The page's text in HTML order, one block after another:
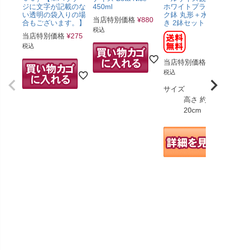
ジに文字が記載のな
い透明の袋入りの場
合もございます。】
当店特別価格 ¥275
税込
450ml
当店特別価格 ¥880
税込
ホワイトプラスチ
ク鉢 丸形＋水位計
き 2鉢セット
当店特別価格
税込
サイズ
高さ 約15～
20cm